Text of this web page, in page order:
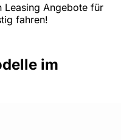
Leasing Angebote für
fahren!
im